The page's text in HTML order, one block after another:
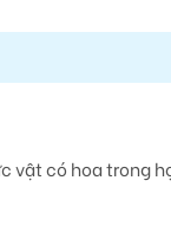
vật có hoa trong